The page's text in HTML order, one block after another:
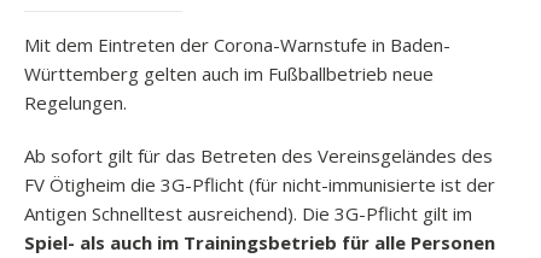
Mit dem Eintreten der Corona-Warnstufe in Baden-
Württemberg gelten auch im Fußballbetrieb neue
Regelungen.
Ab sofort gilt für das Betreten des Vereinsgeländes des
FV Ötigheim die 3G-Pflicht (für nicht-immunisierte ist der
Antigen Schnelltest ausreichend). Die 3G-Pflicht gilt im
Spiel- als auch im Trainingsbetrieb für alle Personen